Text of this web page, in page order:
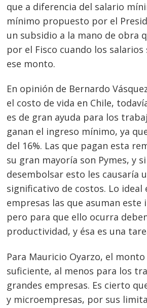
que a diferencia del salario
mínimo propuesto por el
un subsidio a la mano de obra
por el Fisco cuando los
ese monto.
En opinión de Bernardo
el costo de vida en Chile,
es de gran ayuda para los
ganan el ingreso mínimo, ya
del 16%. Las que pagan esta
su gran mayoría son Pymes, y
desembolsar esto les causaría
significativo de costos. Lo ideal
empresas las que asuman este
pero para que ello ocurra
productividad, y ésa es una
Para Mauricio Oyarzo, el monto
suficiente, al menos para los
grandes empresas. Es cierto
y microempresas, por sus